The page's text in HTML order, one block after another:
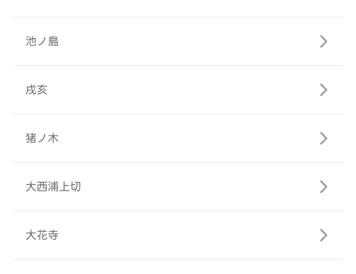
池ノ島
戌亥
猪ノ木
大西浦上切
大花寺